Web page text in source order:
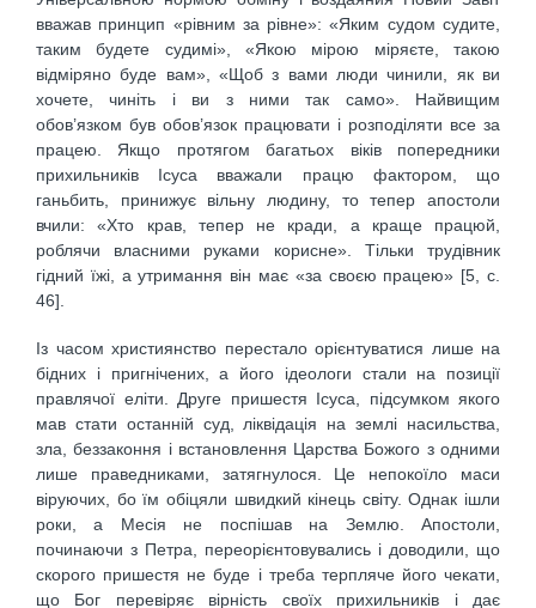
вважав принцип «рівним за рівне»: «Яким судом судите,
таким будете судимі», «Якою мірою міряєте, такою
відміряно буде вам», «Щоб з вами люди чинили, як ви
хочете, чиніть і ви з ними так само». Найвищим
обов’язком був обов’язок працювати і розподіляти все за
працею. Якщо протягом багатьох віків попередники
прихильників Ісуса вважали працю фактором, що
ганьбить, принижує вільну людину, то тепер апостоли
вчили: «Хто крав, тепер не кради, а краще працюй,
роблячи власними руками корисне». Тільки трудівник
гідний їжі, а утримання він має «за своєю працею» [5, c.
46].
Із часом християнство перестало орієнтуватися лише на
бідних і пригнічених, а його ідеологи стали на позиції
правлячої еліти. Друге пришестя Ісуса, підсумком якого
мав стати останній суд, ліквідація на землі насильства,
зла, беззаконня і встановлення Царства Божого з одними
лише праведниками, затягнулося. Це непокоїло маси
віруючих, бо їм обіцяли швидкий кінець світу. Однак ішли
роки, а Месія не поспішав на Землю. Апостоли,
починаючи з Петра, переорієнтовувались і доводили, що
скорого пришестя не буде і треба терпляче його чекати,
що Бог перевіряє вірність своїх прихильників і дає